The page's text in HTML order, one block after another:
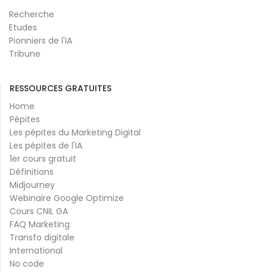
Recherche
Etudes
Pionniers de l'IA
Tribune
RESSOURCES GRATUITES
Home
Pépites
Les pépites du Marketing Digital
Les pépites de l'IA
1er cours gratuit
Définitions
Midjourney
Webinaire Google Optimize
Cours CNIL GA
FAQ Marketing
Transfo digitale
International
No code